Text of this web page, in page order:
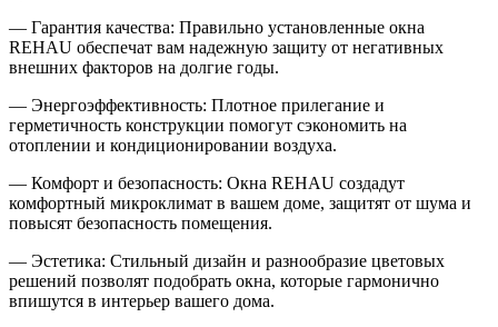
— Гарантия качества: Правильно установленные окна
REHAU обеспечат вам надежную защиту от негативных
внешних факторов на долгие годы.
— Энергоэффективность: Плотное прилегание и
герметичность конструкции помогут сэкономить на
отоплении и кондиционировании воздуха.
— Комфорт и безопасность: Окна REHAU создадут
комфортный микроклимат в вашем доме, защитят от шума и
повысят безопасность помещения.
— Эстетика: Стильный дизайн и разнообразие цветовых
решений позволят подобрать окна, которые гармонично
впишутся в интерьер вашего дома.